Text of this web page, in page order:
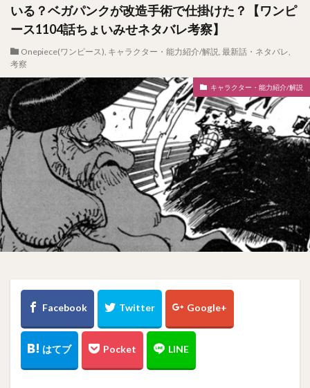
いる？ベガパンクが改造手術で仕掛けた？【ワンピ
ース1104話ちょいみせネタバレ考察】
Onepiece(ワンピース), キャラクター・能力紹介/解説, 最新話・ネタバレ,
考察
キャラクター・能力紹介/解説